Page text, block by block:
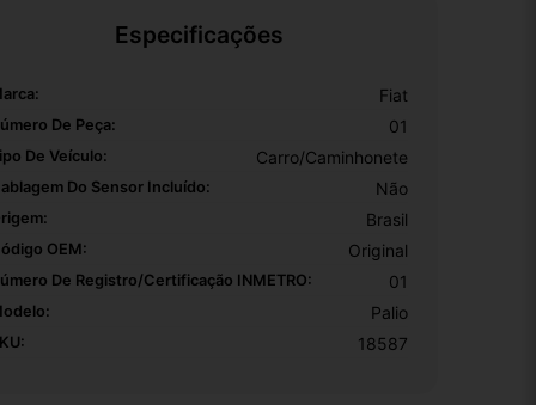
Especificações
Fiat
De Peça: 01
De Veículo: Carro/Caminhonete
Do Sensor Incluído: Não
Brasil
OEM: Original
De Registro/certificação INMETRO: 01
Palio
18587